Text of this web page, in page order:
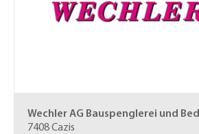
Wechler AG Bauspenglerei und
7408 Cazis